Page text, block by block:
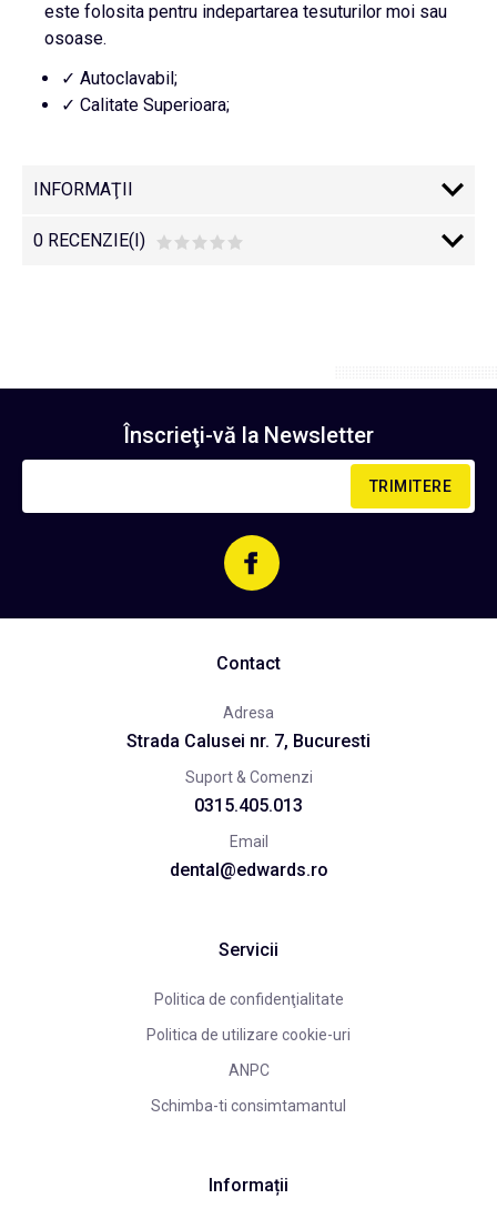
este folosita pentru indepartarea tesuturilor moi sau
osoase.
✓ Autoclavabil;
✓ Calitate Superioara;
INFORMAŢII
0 RECENZIE(I)
Înscrieţi-vă la Newsletter
TRIMITERE
Contact
Adresa
Strada Calusei nr. 7, Bucuresti
Suport & Comenzi
0315.405.013
Email
dental@edwards.ro
Servicii
Politica de confidenţialitate
Politica de utilizare cookie-uri
ANPC
Schimba-ti consimtamantul
Informații